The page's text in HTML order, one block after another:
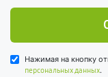
Нажимая на кнопку
персональных данных.